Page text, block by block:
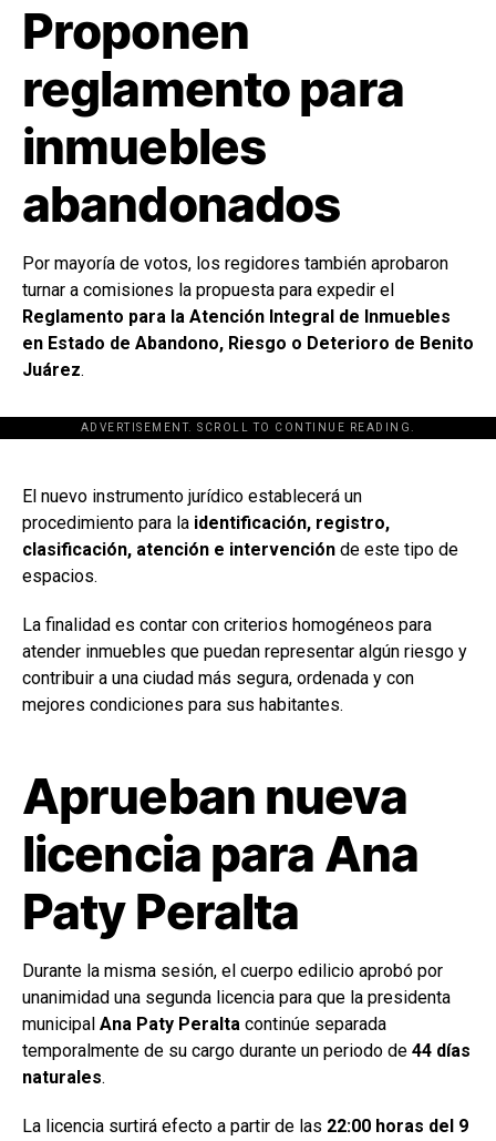
Proponen
reglamento para
inmuebles
abandonados
Por mayoría de votos, los regidores también aprobaron
turnar a comisiones la propuesta para expedir el
Reglamento para la Atención Integral de Inmuebles
en Estado de Abandono, Riesgo o Deterioro de Benito
Juárez.
ADVERTISEMENT. SCROLL TO CONTINUE READING.
[adsforwp id="243463"]
El nuevo instrumento jurídico establecerá un
procedimiento para la identificación, registro,
clasificación, atención e intervención de este tipo de
espacios.
La finalidad es contar con criterios homogéneos para
atender inmuebles que puedan representar algún riesgo y
contribuir a una ciudad más segura, ordenada y con
mejores condiciones para sus habitantes.
Aprueban nueva
licencia para Ana
Paty Peralta
Durante la misma sesión, el cuerpo edilicio aprobó por
unanimidad una segunda licencia para que la presidenta
municipal Ana Paty Peralta continúe separada
temporalmente de su cargo durante un periodo de 44 días
naturales.
La licencia surtirá efecto a partir de las 22:00 horas del 9